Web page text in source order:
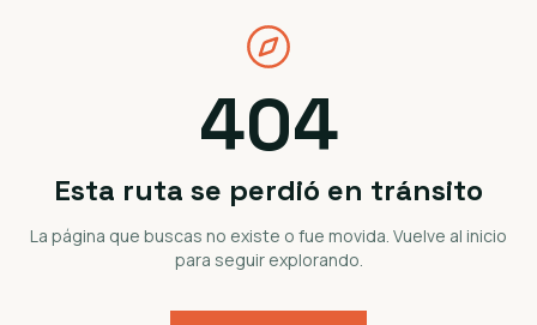
404
Esta ruta se perdió en tránsito
La página que buscas no existe o fue movida. Vuelve al inicio
para seguir explorando.